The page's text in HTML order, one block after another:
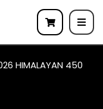
HIMALAYAN 450